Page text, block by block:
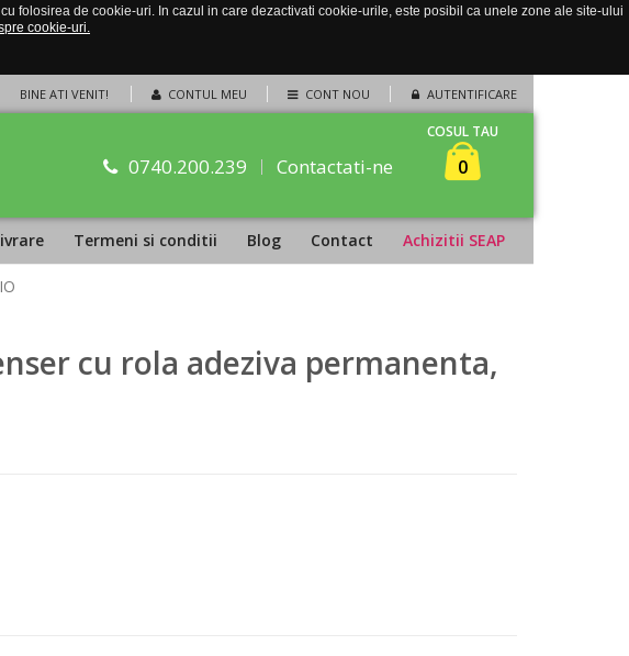
folosirea de cookie-uri. In cazul in care dezactivati cookie-urile, este posibil ca unele zone ale site-ului
cookie-uri.
CONTUL MEU CONT NOU AUTENTIFICARE
BINE ATI VENIT!
0740.200.239 Contactati-ne
COSUL TAU
0
Termeni si conditii Blog Contact Achizitii SEAP
cu rola adeziva permanenta,